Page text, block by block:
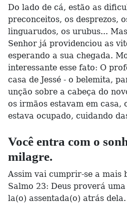
Do lado de cá, estão as
preconceitos, os desprezos,
linguarudos, os urubus...
Senhor já providenciou as
esperando a sua chegada.
interessante esse fato: O
casa de Jessé - o belemita,
unção sobre a cabeça do
os irmãos estavam em casa,
estava ocupado, cuidando
Você entra com o
milagre.
Assim vai cumprir-se a mais
Salmo 23: Deus proverá
la(o) assentada(o) atrás